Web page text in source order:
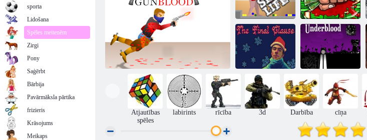
Īsa dzīve
Miljonārs bez
rokām 2
Nobeiguma
klauzula
Nepatiess
Atjautības
spēles
labirints rīcība 3d Darbība cīņa
sporta
Lidošana
Spēles meitenēm
Zirgi
Pony
Saģērbt
Bārbija
Pavārmāksla pārtika
frizieris
Krāsojums
Meikaps